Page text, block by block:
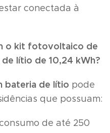
conectada à
o kit fotovoltaico de
lítio de 10,24 kWh?
bateria de lítio pode
que possuam:
de até 250